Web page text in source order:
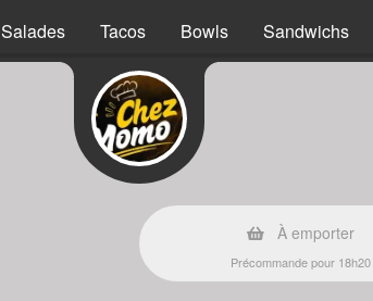
Salades Tacos Bowls Sandwichs
À emporter
Précommande pour 18h20